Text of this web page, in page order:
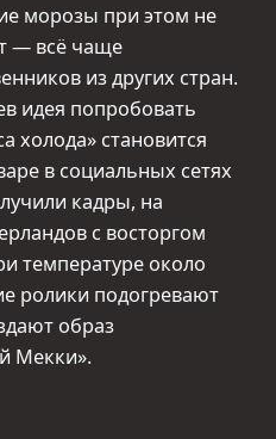
морозы при этом не
— всё чаще
из других стран.
идея попробовать
холода» становится
в социальных сетях
кадры, на
с восторгом
температуре около
ролики подогревают
образ
Мекки».